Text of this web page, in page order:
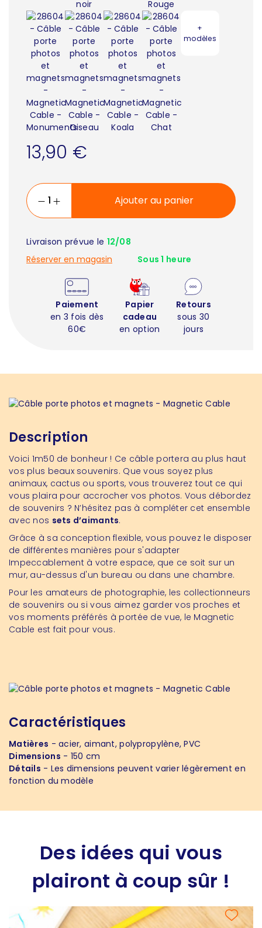
+
modèles
13,90 €
Ajouter au panier
Livraison prévue le 12/08
Réserver en magasin
Sous 1 heure
Paiement
en 3 fois dès
60€
Papier
cadeau
en option
Retours
sous 30
jours
Description
Voici 1m50 de bonheur ! Ce câble portera au plus haut
vos plus beaux souvenirs. Que vous soyez plus
animaux, cactus ou sports, vous trouverez tout ce qui
vous plaira pour accrocher vos photos. Vous débordez
de souvenirs ? N’hésitez pas à compléter cet ensemble
avec nos sets d’aimants.
Grâce à sa conception flexible, vous pouvez le disposer
de différentes manières pour s'adapter
Impeccablement à votre espace, que ce soit sur un
mur, au-dessus d'un bureau ou dans une chambre.
Pour les amateurs de photographie, les collectionneurs
de souvenirs ou si vous aimez garder vos proches et
vos moments préférés à portée de vue, le Magnetic
Cable est fait pour vous.
Caractéristiques
Matières - acier, aimant, polypropylène, PVC
Dimensions - 150 cm
Détails - Les dimensions peuvent varier légèrement en
fonction du modèle
Des idées qui vous
plairont à coup sûr !